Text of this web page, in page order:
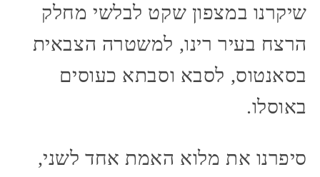
שיקרנו במצפון שקט לבלשי מחלק
הרצח בעיר רינו, למשטרה הצבאית
בסאנטוס, לסבא וסבתא כעוסים
באוסלו.
סיפרנו את מלוא האמת אחד לשני,